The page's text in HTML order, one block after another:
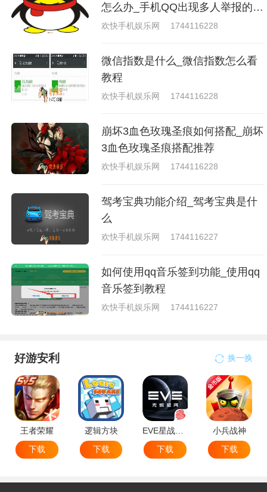
怎么办_手机QQ出现多人举报的风
险原因分析
欢快手机娱乐网 1744116228
微信指数是什么_微信指数怎么看
教程
欢快手机娱乐网 1744116228
崩坏3血色玫瑰圣痕如何搭配_崩坏
3血色玫瑰圣痕搭配推荐
欢快手机娱乐网 1744116228
驾考宝典功能介绍_驾考宝典是什
么
欢快手机娱乐网 1744116227
如何使用qq音乐签到功能_使用qq
音乐签到教程
欢快手机娱乐网 1744116227
好游安利 换一换
王者荣耀
下载
逻辑方块
下载
EVE星战前夜无烬星河
下载
小兵战神
下载